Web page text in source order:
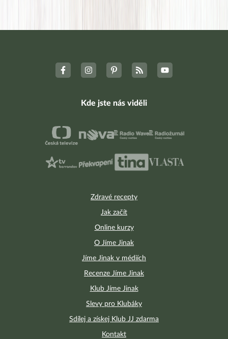
Zdravé recepty
Jak začít
Online kurzy
O Jíme Jinak
Jíme Jinak v médiích
Recenze Jíme Jinak
Klub Jíme Jinak
Slevy pro Klubáky
Sdílej a získej Klub JJ zdarma
Kontakt
Kde jste nás viděli